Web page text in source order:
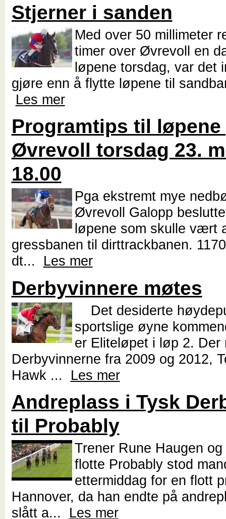
Stjerner i sanden
Med over 50 millimeter
timer over Øvrevoll en
løpene torsdag, var det
gjøre enn å flytte løpene til
Les mer
Programtips til løpene
Øvrevoll torsdag 23.
18.00
Pga ekstremt mye
Øvrevoll Galopp
løpene som skulle vært
gressbanen til dirttrackbanen.
dt... Les mer
Derbyvinnere møtes
Det desiderte
sportslige øyne
er Eliteløpet i løp 2. Der
Derbyvinnerne fra 2009 og 2012,
Hawk ... Les mer
Andreplass i Tysk
til Probably
Trener Rune Haugen
flotte Probably stod
ettermiddag for en flott
Hannover, da han endte på
slått a... Les mer